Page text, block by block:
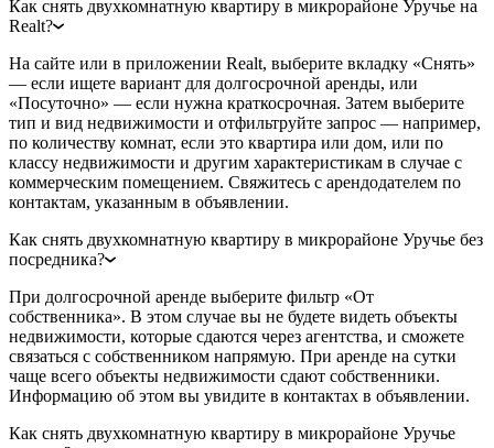
Как снять двухкомнатную квартиру в микрорайоне Уручье на
Realt?
На сайте или в приложении Realt, выберите вкладку «Снять»
— если ищете вариант для долгосрочной аренды, или
«Посуточно» — если нужна краткосрочная. Затем выберите
тип и вид недвижимости и отфильтруйте запрос — например,
по количеству комнат, если это квартира или дом, или по
классу недвижимости и другим характеристикам в случае с
коммерческим помещением. Свяжитесь с арендодателем по
контактам, указанным в объявлении.
Как снять двухкомнатную квартиру в микрорайоне Уручье без
посредника?
При долгосрочной аренде выберите фильтр «От
собственника». В этом случае вы не будете видеть объекты
недвижимости, которые сдаются через агентства, и сможете
связаться с собственником напрямую. При аренде на сутки
чаще всего объекты недвижимости сдают собственники.
Информацию об этом вы увидите в контактах в объявлении.
Как снять двухкомнатную квартиру в микрорайоне Уручье